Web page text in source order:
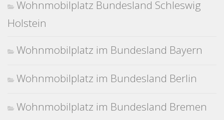
Wohnmobilplatz Bundesland Schleswig
Holstein
Wohnmobilplatz im Bundesland Bayern
Wohnmobilplatz im Bundesland Berlin
Wohnmobilplatz im Bundesland Bremen